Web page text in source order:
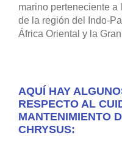
marino perteneciente
de la región del Indo-
África Oriental y la
AQUÍ HAY
RESPECTO AL
MANTENIMIENTO
CHRYSUS: